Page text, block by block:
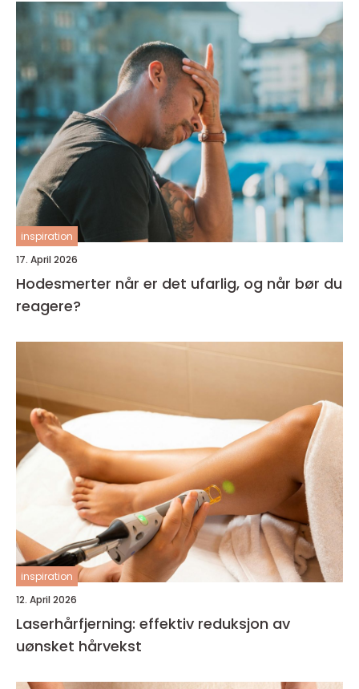
inspiration
17. April 2026
Hodesmerter når er det ufarlig, og når bør du
reagere?
inspiration
12. April 2026
Laserhårfjerning: effektiv reduksjon av
uønsket hårvekst